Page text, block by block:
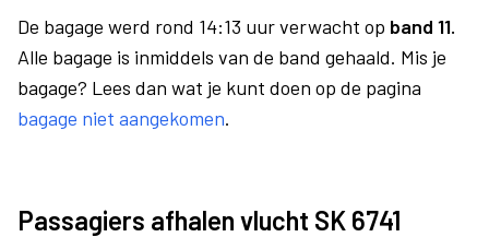
De bagage werd rond 14:13 uur verwacht op band 11.
Alle bagage is inmiddels van de band gehaald. Mis je
bagage? Lees dan wat je kunt doen op de pagina
bagage niet aangekomen.
Passagiers afhalen vlucht SK 6741